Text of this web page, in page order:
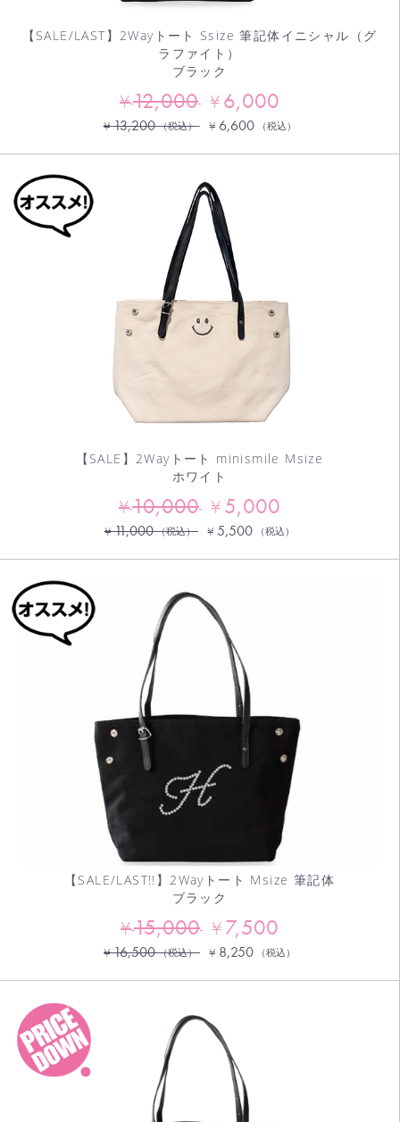
【SALE/LAST】2Wayトート Ssize 筆記体イニシャル（グ
ラファイト）
ブラック
¥12,000 ¥6,000
¥13,200 （税込） ¥ 6,600 （税込）
【SALE】2Wayトート minismile Msize
ホワイト
¥10,000 ¥5,000
¥11,000 （税込） ¥ 5,500 （税込）
【SALE/LAST!!】2Wayトート Msize 筆記体
ブラック
¥15,000 ¥7,500
¥16,500 （税込） ¥ 8,250 （税込）